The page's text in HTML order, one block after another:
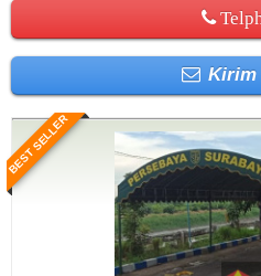
Kirim
BEST SELLER